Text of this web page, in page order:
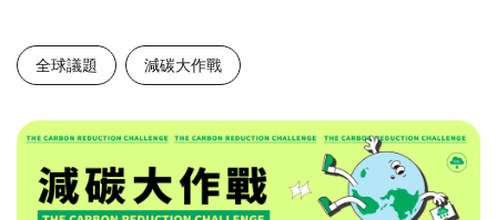
全球議題 減碳大作戰